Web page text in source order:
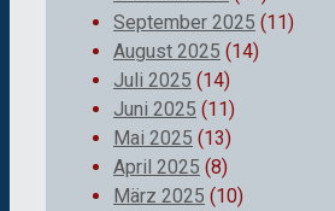
September 2025 (11)
August 2025 (14)
Juli 2025 (14)
Juni 2025 (11)
Mai 2025 (13)
April 2025 (8)
März 2025 (10)